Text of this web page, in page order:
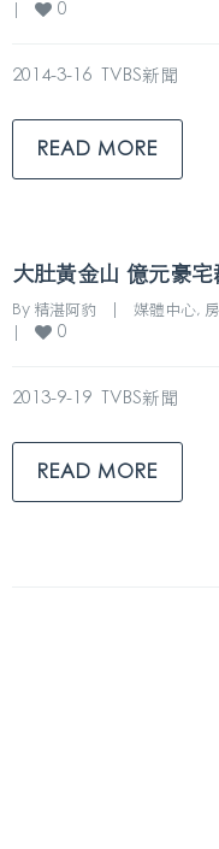
0
2014-3-16 TVBS新聞
READ MORE
大肚黃金山 億元豪
By 精湛阿豹 媒體中心,
0
2013-9-19 TVBS新聞
READ MORE